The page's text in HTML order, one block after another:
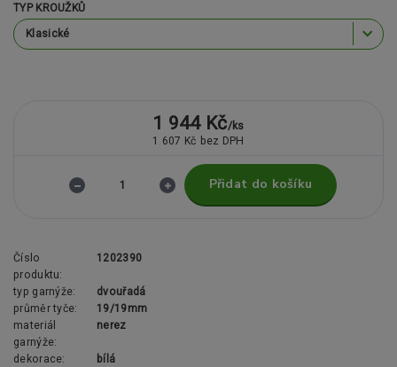
TYP KROUŽKŮ
1 944 Kč/ks
1 607 Kč bez DPH
Přidat do košíku
Číslo
produktu:
1202390
typ garnýže:
dvouřadá
průměr tyče:
19/19mm
materiál
garnýže:
nerez
dekorace:
bílá